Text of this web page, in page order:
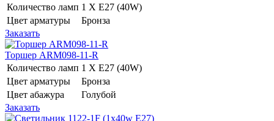
Количество ламп 1 Х E27 (40W)
Цвет арматуры
Бронза
Заказать
Торшер ARM098-11-R
Количество ламп 1 Х E27 (40W)
Цвет арматуры
Бронза
Цвет абажура
Голубой
Заказать